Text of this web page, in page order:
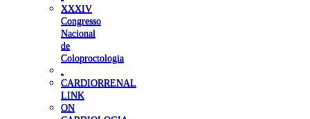
XXXIV
Congresso
Nacional
de
Coloproctologia
CARDIORRENAL
LINK
ON